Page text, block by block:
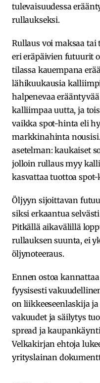
tulevaisuudessa
rullaukseksi.
Rullaus voi maksaa
eri eräpäivien futuurit
tilassa kauempana
lähikuukausia
halpenevaa
kalliimpaa uutta, ja
vaikka spot-hinta eli
markkinahinta
asetelman: kaukaiset
jolloin rullaus myy
kasvattaa tuottoa
Öljyyn sijoittavan
siksi erkaantua
Pitkällä aikavälillä
rullauksen suunta, ei
öljynoteeraus.
Ennen ostoa
fyysisesti
on liikkeeseenlaskija
vakuudet ja säilytys
spread ja
Velkakirjan ehtoja
yrityslainan